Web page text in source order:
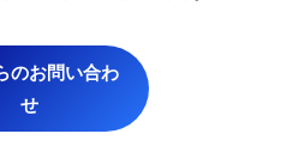
のお問い合わ
せ